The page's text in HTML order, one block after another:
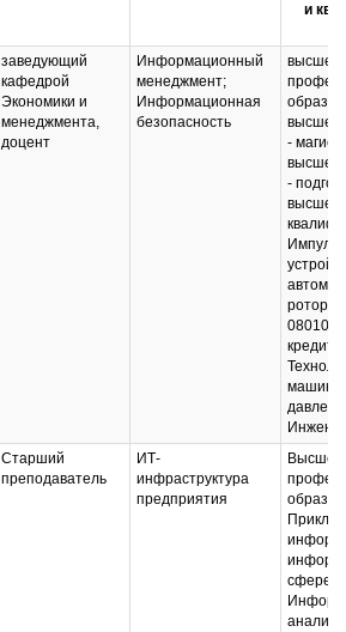
и
заведующий
кафедрой
Экономики и
менеджмента,
доцент
Информационный
менеджмент;
Информационная
безопасность
высшее
высшее
-
высшее
-
высшей
080105
кредит;
машины
Старший
преподаватель
ИТ-
инфраструктура
предприятия
Высшее
сфере